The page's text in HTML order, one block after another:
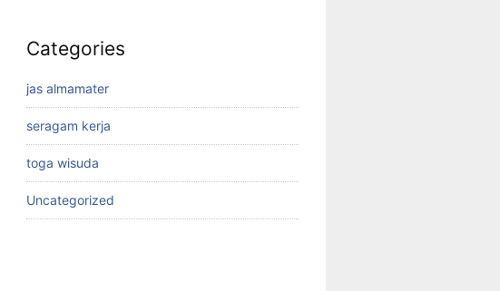
Categories
jas almamater
seragam kerja
toga wisuda
Uncategorized